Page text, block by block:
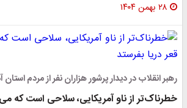
۲۸ بهمن ۱۴۰۴
رهبر انقلاب در دیدار پرشور هزاران نفر از مردم
خطرناک‌تر از ناو آمریکایی، سلاحی است که